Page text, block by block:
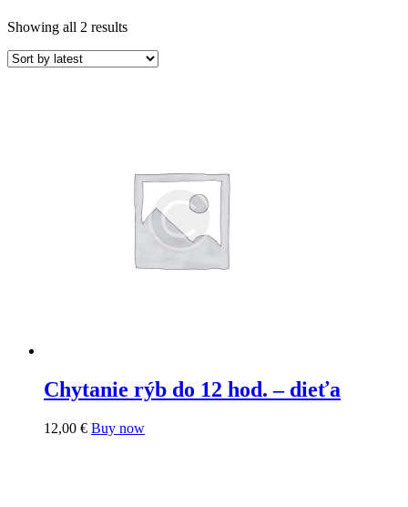
Showing all 2 results
Chytanie rýb do 12 hod. – dieťa
12,00 € Buy now